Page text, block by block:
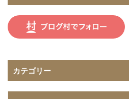
カテゴリー